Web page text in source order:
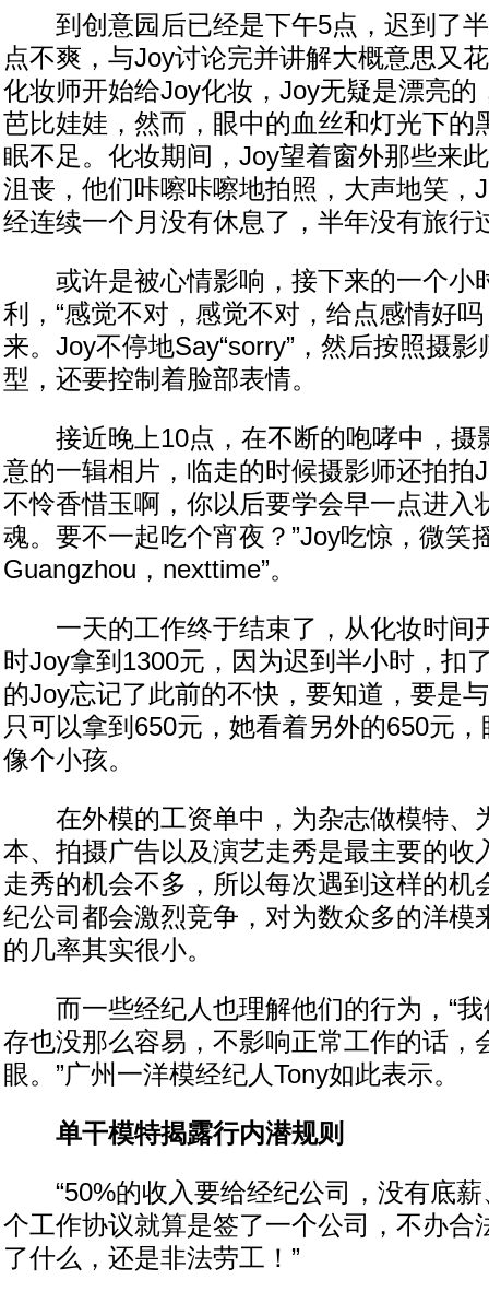
到创意园后已经是下午5点，迟到了半
点不爽，与Joy讨论完并讲解大概意思又
化妆师开始给Joy化妆，Joy无疑是漂亮的
芭比娃娃，然而，眼中的血丝和灯光下的
眠不足。化妆期间，Joy望着窗外那些来
沮丧，他们咔嚓咔嚓地拍照，大声地笑，
经连续一个月没有休息了，半年没有旅行
或许是被心情影响，接下来的一个小
利，“感觉不对，感觉不对，给点感情好
来。Joy不停地Say“sorry”，然后按照摄
型，还要控制着脸部表情。
接近晚上10点，在不断的咆哮中，摄
意的一辑相片，临走的时候摄影师还拍拍
不怜香惜玉啊，你以后要学会早一点进入
魂。要不一起吃个宵夜？”Joy吃惊，微笑
Guangzhou，nexttime”。
一天的工作终于结束了，从化妆时间
时Joy拿到1300元，因为迟到半小时，扣
的Joy忘记了此前的不快，要知道，要是
只可以拿到650元，她看着另外的650元
像个小孩。
在外模的工资单中，为杂志做模特、
本、拍摄广告以及演艺走秀是最主要的收
走秀的机会不多，所以每次遇到这样的机
纪公司都会激烈竞争，对为数众多的洋模
的几率其实很小。
而一些经纪人也理解他们的行为，“我
存也没那么容易，不影响正常工作的话，
眼。”广州一洋模经纪人Tony如此表示。
单干模特揭露行内潜规则
“50%的收入要给经纪公司，没有底薪
个工作协议就算是签了一个公司，不办合
了什么，还是非法劳工！”